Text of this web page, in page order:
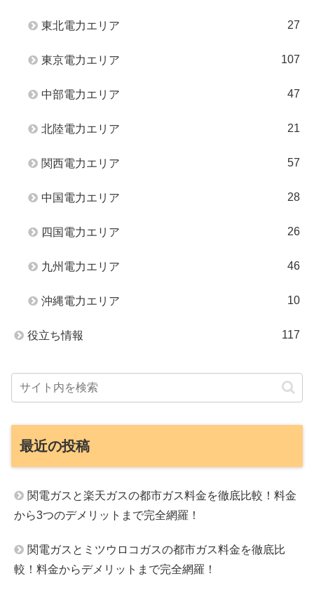
東北電力エリア 27
東京電力エリア 107
中部電力エリア 47
北陸電力エリア 21
関西電力エリア 57
中国電力エリア 28
四国電力エリア 26
九州電力エリア 46
沖縄電力エリア 10
役立ち情報 117
最近の投稿
関電ガスと楽天ガスの都市ガス料金を徹底比較！料金
から3つのデメリットまで完全網羅！
関電ガスとミツウロコガスの都市ガス料金を徹底比
較！料金からデメリットまで完全網羅！